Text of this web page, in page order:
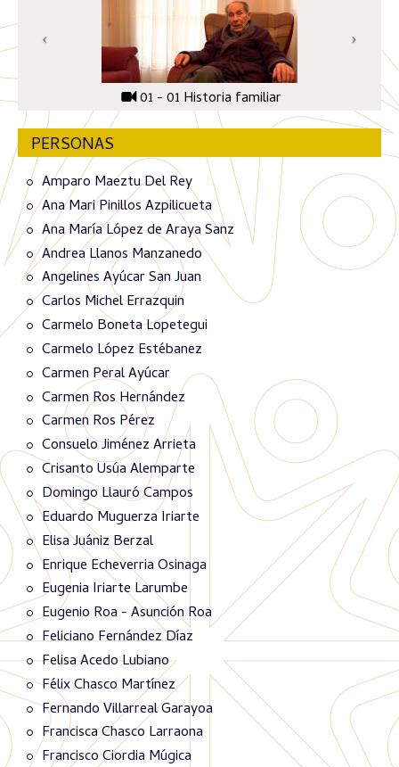
01 - 01 Historia familiar
PERSONAS
Amparo Maeztu Del Rey
Ana Mari Pinillos Azpilicueta
Ana María López de Araya Sanz
Andrea Llanos Manzanedo
Angelines Ayúcar San Juan
Carlos Michel Errazquin
Carmelo Boneta Lopetegui
Carmelo López Estébanez
Carmen Peral Ayúcar
Carmen Ros Hernández
Carmen Ros Pérez
Consuelo Jiménez Arrieta
Crisanto Usúa Alemparte
Domingo Llauró Campos
Eduardo Muguerza Iriarte
Elisa Juániz Berzal
Enrique Echeverria Osinaga
Eugenia Iriarte Larumbe
Eugenio Roa - Asunción Roa
Feliciano Fernández Díaz
Felisa Acedo Lubiano
Félix Chasco Martínez
Fernando Villarreal Garayoa
Francisca Chasco Larraona
Francisco Ciordia Múgica